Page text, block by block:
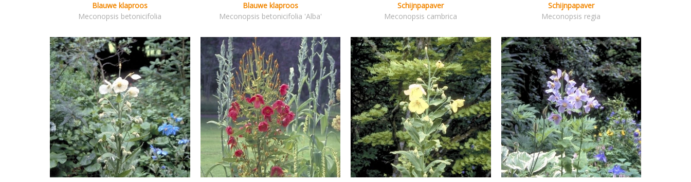
Blauwe klaproos
Meconopsis betonicifolia
Blauwe klaproos
Meconopsis betonicifolia 'Alba'
Schijnpapaver
Meconopsis cambrica
Schijnpapaver
Meconopsis regia